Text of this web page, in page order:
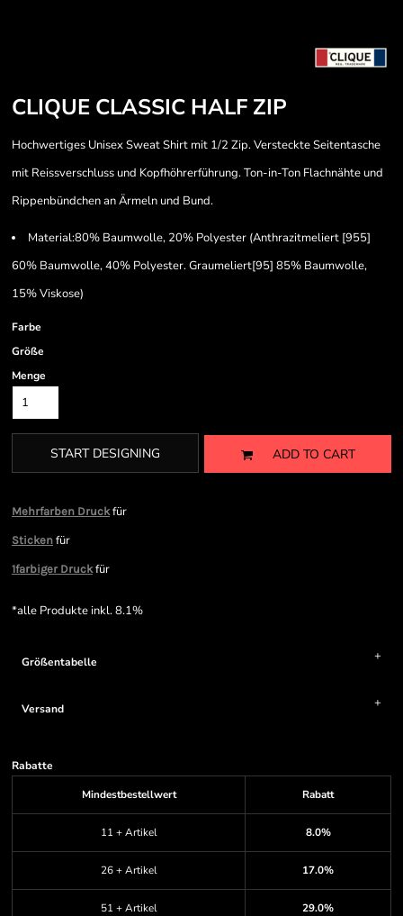
CLIQUE CLASSIC HALF ZIP
Hochwertiges Unisex Sweat Shirt mit 1/2 Zip. Versteckte Seitentasche
mit Reissverschluss und Kopfhöhrerführung. Ton-in-Ton Flachnähte und
Rippenbündchen an Ärmeln und Bund.
Material:80% Baumwolle, 20% Polyester (Anthrazitmeliert [955]
60% Baumwolle, 40% Polyester. Graumeliert[95] 85% Baumwolle,
15% Viskose)
Farbe
Größe
Menge
START DESIGNING ADD TO CART
Mehrfarben Druckfür
Sticken für
1farbiger Druckfür
*alle Produkte inkl. 8.1%
Größentabelle
Versand
Rabatte
Mindestbestellwert
Rabatt
11 + Artikel 8.0%
26 + Artikel 17.0%
51 + Artikel 29.0%